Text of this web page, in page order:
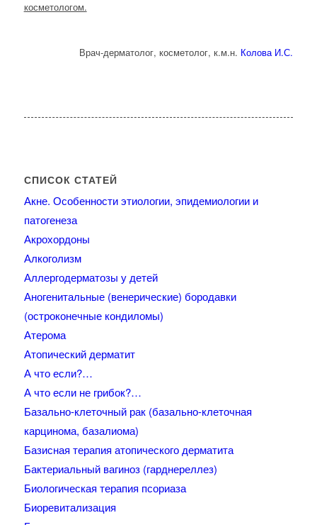
косметологом.
Врач-дерматолог, косметолог, к.м.н. Колова И.С.
СПИСОК СТАТЕЙ
Акне. Особенности этиологии, эпидемиологии и
патогенеза
Акрохордоны
Алкоголизм
Аллергодерматозы у детей
Аногенитальные (венерические) бородавки
(остроконечные кондиломы)
Атерома
Атопический дерматит
А что если?…
А что если не грибок?…
Базально-клеточный рак (базально-клеточная
карцинома, базалиома)
Базисная терапия атопического дерматита
Бактериальный вагиноз (гарднереллез)
Биологическая терапия псориаза
Биоревитализация